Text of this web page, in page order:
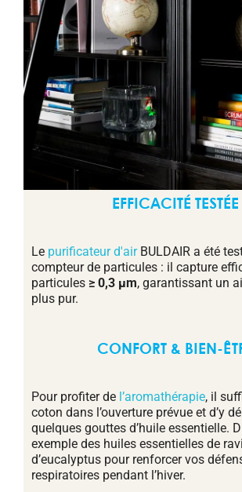
EFFICACITÉ TESTÉE
Le purificateur d'air BULDAIR a été
compteur de particules : il capture
particules ≥ 0,3 μm, garantissant un
plus pur.
CONFORT & BIEN-
Pour profiter de l’aromathérapie, il
coton dans l’ouverture prévue et d’y
quelques gouttes d’huile essentielle.
exemple des huiles essentielles de
d’eucalyptus pour renforcer vos
respiratoires pendant l’hiver.